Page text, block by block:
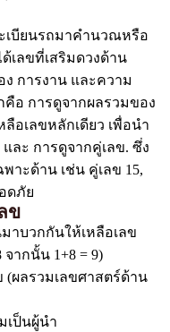
เบียนรถมาคำนวณหรือ
เลขที่เสริมดวงด้าน
ง การงาน และความ
อ การดูจากผลรวมของ
อเลขหลักเดียว เพื่อนำ
ละ การดูจากคู่เลข. ซึ่ง
าะด้าน เช่น คู่เลข 15,
ดภัย
ข
าบวกกันให้เหลือเลข
จากนั้น 1+8 = 9)
(ผลรวมเลขศาสตร์ด้าน
เป็นผู้นำ